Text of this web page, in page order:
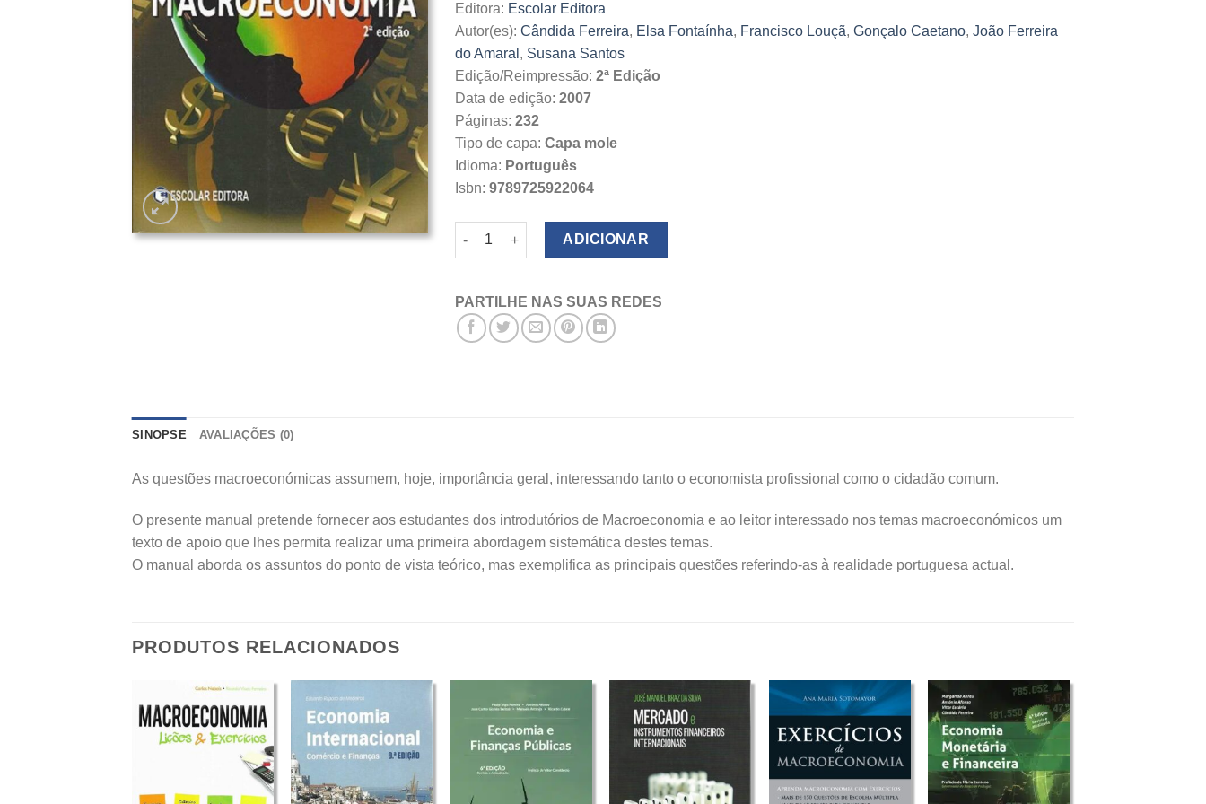
Editora: Escolar Editora
Autor(es): Cândida Ferreira, Elsa Fontaínha, Francisco Louçã, Gonçalo Caetano, João Ferreira
do Amaral , Susana Santos
Edição/Reimpressão: 2ª Edição
Data de edição: 2007
Páginas: 232
Tipo de capa: Capa mole
Idioma: Português
Isbn: 9789725922064
Quantidade de Introdução à Macroeconomia
ADICIONAR
PARTILHE NAS SUAS REDES
SINOPSE AVALIAÇÕES (0)
As questões macroeconómicas assumem, hoje, importância geral, interessando tanto o economista profissional como o cidadão comum.
O presente manual pretende fornecer aos estudantes dos introdutórios de Macroeconomia e ao leitor interessado nos temas macroeconómicos um
texto de apoio que lhes permita realizar uma primeira abordagem sistemática destes temas.
O manual aborda os assuntos do ponto de vista teórico, mas exemplifica as principais questões referindo-as à realidade portuguesa actual.
PRODUTOS RELACIONADOS